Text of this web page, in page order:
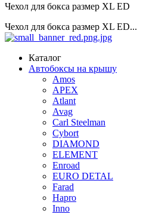
Чехол для бокса размер XL ED
Чехол для бокса размер XL ED...
Каталог
Автобоксы на крышу
Amos
APEX
Atlant
Avag
Carl Steelman
Cybort
DIAMOND
ELEMENT
Enroad
EURO DETAL
Farad
Hapro
Inno